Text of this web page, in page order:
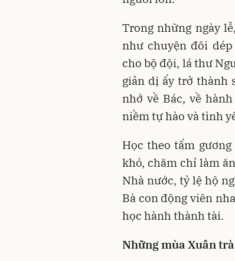
Trong những ngày
như chuyện đôi
cho bộ đội, lá thư
giản dị ấy trở thành
nhớ về Bác, về
niềm tự hào và tình
Học theo tấm gương
khó, chăm chỉ làm
Nhà nước, tỷ lệ hộ
Bà con động viên
học hành thành tài.
Những mùa Xuân